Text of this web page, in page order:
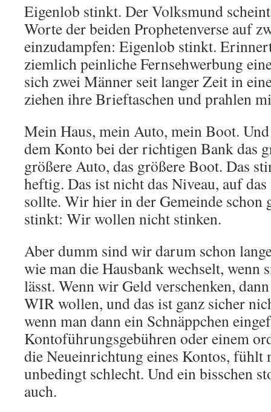
Eigenlob stinkt. Der Volksmund
Worte der beiden Prophetenverse auf
einzudampfen: Eigenlob stinkt.
ziemlich peinliche Fernsehwerbung
sich zwei Männer seit langer Zeit in
ziehen ihre Brieftaschen und prahlen
Mein Haus, mein Auto, mein Boot.
dem Konto bei der richtigen Bank das
größere Auto, das größere Boot. Das
heftig. Das ist nicht das Niveau, auf
sollte. Wir hier in der Gemeinde schon
stinkt: Wir wollen nicht stinken.
Aber dumm sind wir darum schon
wie man die Hausbank wechselt, wenn
lässt. Wenn wir Geld verschenken,
WIR wollen, und das ist ganz sicher
wenn man dann ein Schnäppchen
Kontoführungsgebühren oder einem
die Neueinrichtung eines Kontos, fühlt
unbedingt schlecht. Und ein bisschen
auch.